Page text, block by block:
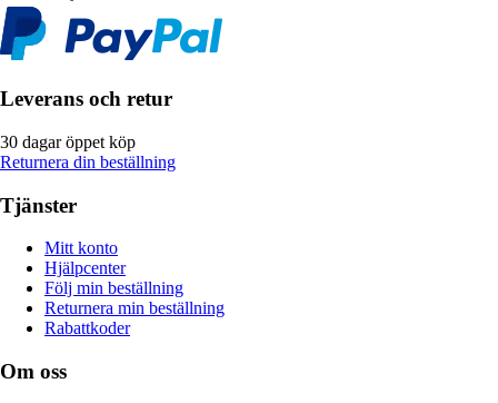
Leverans och retur
30 dagar öppet köp
Returnera din beställning
Tjänster
Mitt konto
Hjälpcenter
Följ min beställning
Returnera min beställning
Rabattkoder
Om oss